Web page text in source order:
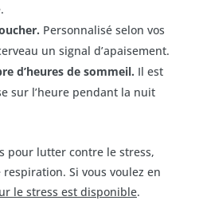
Personnalisé selon vos
un signal d’apaisement.
d’heures de sommeil. Il est
sur l’heure pendant la nuit
pour lutter contre le stress,
Si vous voulez en
le stress est disponible.